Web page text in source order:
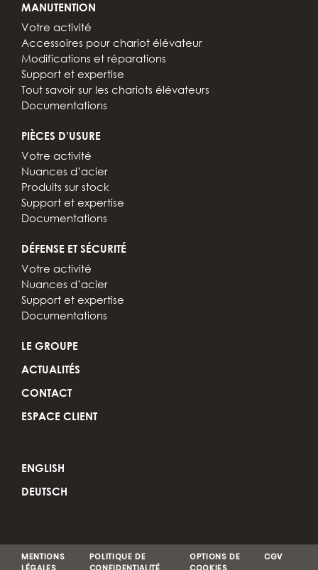
MANUTENTION
Votre activité
Accessoires pour chariot élévateur
Modifications et réparations
Support et expertise
Tout savoir sur les chariots élévateurs
Documentations
PIÈCES D’USURE
Votre activité
Nuances d’acier
Produits sur stock
Support et expertise
Documentations
DÉFENSE ET SÉCURITÉ
Votre activité
Nuances d’acier
Support et expertise
Documentations
LE GROUPE
ACTUALITÉS
CONTACT
ESPACE CLIENT
ENGLISH
DEUTSCH
MENTIONS
POLITIQUE DE
OPTIONS DE
CGV